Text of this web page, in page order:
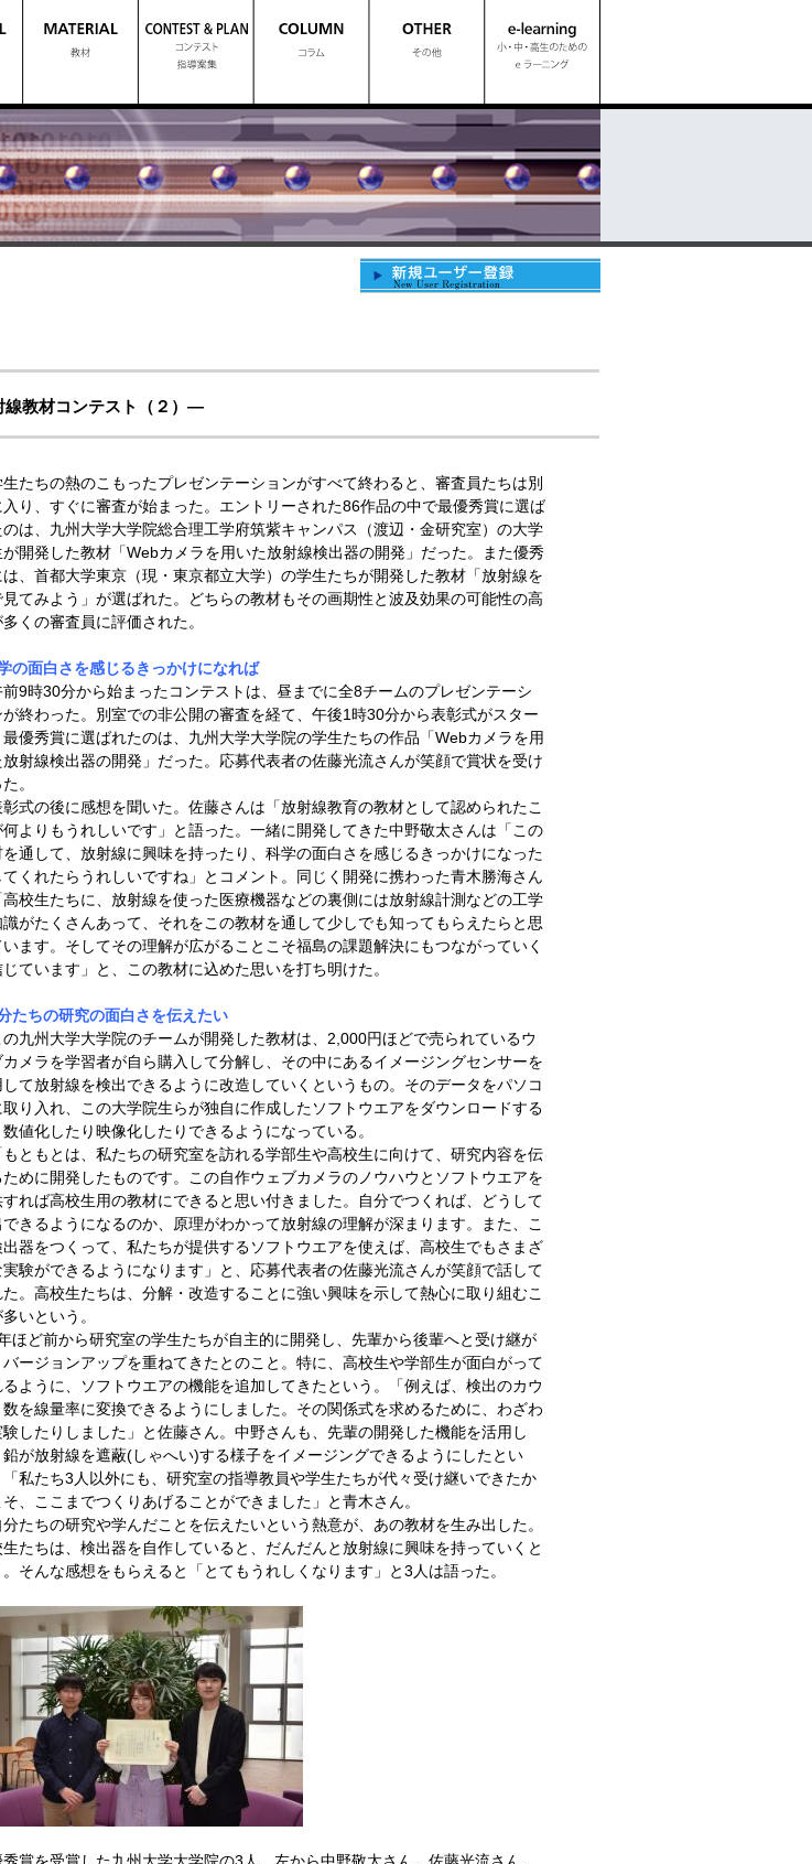
線教材コンテスト（２）―
たちの熱のこもったプレゼンテーションがすべて終わると、審査員たちは別
入り、すぐに審査が始まった。エントリーされた86作品の中で最優秀賞に選ば
のは、九州大学大学院総合理工学府筑紫キャンパス（渡辺・金研究室）の大学
が開発した教材「Webカメラを用いた放射線検出器の開発」だった。また優秀
は、首都大学東京（現・東京都立大学）の学生たちが開発した教材「放射線を
見てみよう」が選ばれた。どちらの教材もその画期性と波及効果の可能性の高
多くの審査員に評価された。
の面白さを感じるきっかけになれば
9時30分から始まったコンテストは、昼までに全8チームのプレゼンテーシ
が終わった。別室での非公開の審査を経て、午後1時30分から表彰式がスター
最優秀賞に選ばれたのは、九州大学大学院の学生たちの作品「Webカメラを用
放射線検出器の開発」だった。応募代表者の佐藤光流さんが笑顔で賞状を受け
。
式の後に感想を聞いた。佐藤さんは「放射線教育の教材として認められたこ
何よりもうれしいです」と語った。一緒に開発してきた中野敬太さんは「この
を通して、放射線に興味を持ったり、科学の面白さを感じるきっかけになった
てくれたらうれしいですね」とコメント。同じく開発に携わった青木勝海さん
高校生たちに、放射線を使った医療機器などの裏側には放射線計測などの工学
識がたくさんあって、それをこの教材を通して少しでも知ってもらえたらと思
います。そしてその理解が広がることこそ福島の課題解決にもつながっていく
じています」と、この教材に込めた思いを打ち明けた。
たちの研究の面白さを伝えたい
九州大学大学院のチームが開発した教材は、2,000円ほどで売られているウ
カメラを学習者が自ら購入して分解し、その中にあるイメージングセンサーを
して放射線を検出できるように改造していくというもの。そのデータをパソコ
取り入れ、この大学院生らが独自に作成したソフトウエアをダウンロードする
数値化したり映像化したりできるようになっている。
ともとは、私たちの研究室を訪れる学部生や高校生に向けて、研究内容を伝
ために開発したものです。この自作ウェブカメラのノウハウとソフトウエアを
すれば高校生用の教材にできると思い付きました。自分でつくれば、どうして
できるようになるのか、原理がわかって放射線の理解が深まります。また、こ
出器をつくって、私たちが提供するソフトウエアを使えば、高校生でもさまざ
実験ができるようになります」と、応募代表者の佐藤光流さんが笑顔で話して
た。高校生たちは、分解・改造することに強い興味を示して熱心に取り組むこ
いという。
ほど前から研究室の学生たちが自主的に開発し、先輩から後輩へと受け継が
バージョンアップを重ねてきたとのこと。特に、高校生や学部生が面白がって
るように、ソフトウエアの機能を追加してきたという。「例えば、検出のカウ
数を線量率に変換できるようにしました。その関係式を求めるために、わざわ
験したりしました」と佐藤さん。中野さんも、先輩の開発した機能を活用し
鉛が放射線を遮蔽(しゃへい)する様子をイメージングできるようにしたとい
「私たち3人以外にも、研究室の指導教員や学生たちが代々受け継いできたか
そ、ここまでつくりあげることができました」と青木さん。
たちの研究や学んだことを伝えたいという熱意が、あの教材を生み出した。
生たちは、検出器を自作していると、だんだんと放射線に興味を持っていくと
。そんな感想をもらえると「とてもうれしくなります」と3人は語った。